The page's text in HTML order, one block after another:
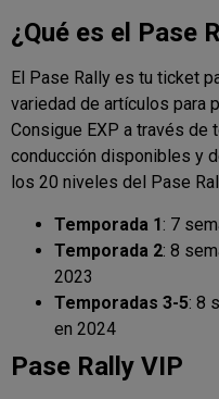
¿Qué es el Pase
El Pase Rally es tu ticket
variedad de artículos para
Consigue EXP a través de
conducción disponibles y
los 20 niveles del Pase
Temporada 1: 7
Temporada 2: 8
2023
Temporadas 3-5: 8
en 2024
Pase Rally VIP